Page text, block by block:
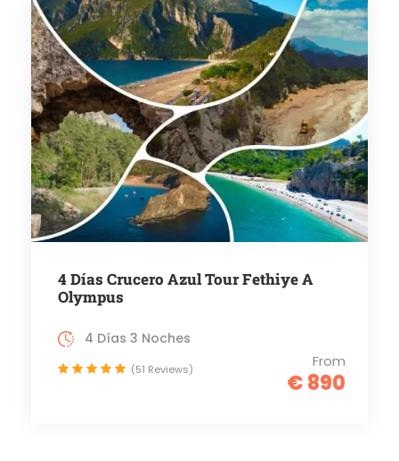
4 Días Crucero Azul Tour Fethiye A
Olympus
From
€ 890
4 Días 3 Noches
(51 Reviews)